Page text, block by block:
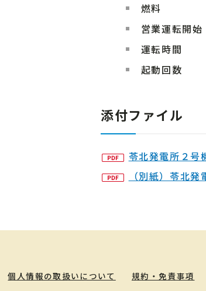
燃料
営業運転開始
運転時間
起動回数
添付ファイル
苓北発電所２号
（別紙）苓北
個人情報の取扱いについて 規約・免責事項